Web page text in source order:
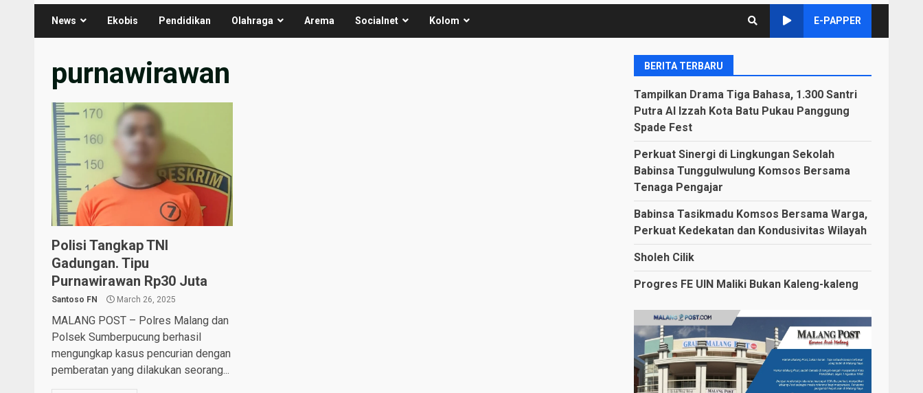
News Ekobis Pendidikan Olahraga Arema Socialnet Kolom E-PAPPER
purnawirawan
Polisi Tangkap TNI
Gadungan. Tipu
Purnawirawan Rp30 Juta
Santoso FN March 26, 2025
MALANG POST – Polres Malang dan
Polsek Sumberpucung berhasil
mengungkap kasus pencurian dengan
pemberatan yang dilakukan seorang...
BERITA TERBARU
Tampilkan Drama Tiga Bahasa, 1.300 Santri
Putra Al Izzah Kota Batu Pukau Panggung
Spade Fest
Perkuat Sinergi di Lingkungan Sekolah
Babinsa Tunggulwulung Komsos Bersama
Tenaga Pengajar
Babinsa Tasikmadu Komsos Bersama Warga,
Perkuat Kedekatan dan Kondusivitas Wilayah
Sholeh Cilik
Progres FE UIN Maliki Bukan Kaleng-kaleng